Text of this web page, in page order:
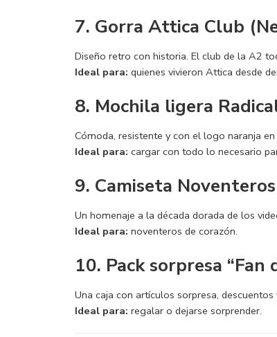
7. Gorra Attica Club
Diseño retro con historia. El club de la A2
Ideal para: quienes vivieron Attica desde
8. Mochila ligera
Cómoda, resistente y con el logo naranja
Ideal para: cargar con todo lo necesario
9. Camiseta
Un homenaje a la década dorada de los
Ideal para: noventeros de corazón.
10. Pack sorpresa “Fan
Una caja con artículos sorpresa,
Ideal para: regalar o dejarse sorprender.